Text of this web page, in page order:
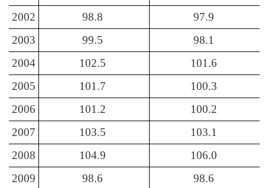
2002
98.8
97.9
2003
99.5
98.1
2004
102.5
101.6
2005
101.7
100.3
2006
101.2
100.2
2007
103.5
103.1
2008
104.9
106.0
2009
98.6
98.6